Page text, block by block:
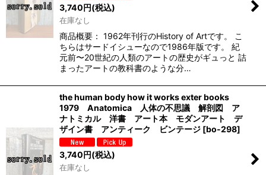
3,740円(税込)
在庫なし
商品概要： 1962年刊行のHistory of Artです。 こ
ちらはサードイシューなので1986年版です。 紀
元前〜20世紀の人類のアートの歴史がギュっと 詰
まったアートの教科書のような分…
the human body how it works exter books
1979 Anatomica 人体の不思議 解剖図 ア
ナトミカル 洋書 アート本 モダンアート デ
ザイン書 アンティーク ビンテージ [bo-298]
3,740円(税込)
在庫なし